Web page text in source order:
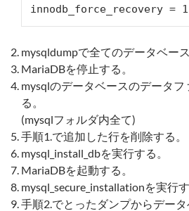
innodb_force_recovery = 1
mysqldumpで全てのデータベー
MariaDBを停止する。
mysqlのデータベースのデータ
る。
(mysqlフォルダ内全て)
手順1.で追加した行を削除する。
mysql_install_dbを実行する。
MariaDBを起動する。
mysql_secure_installationを実行す
手順2.でとったダンプからデータ